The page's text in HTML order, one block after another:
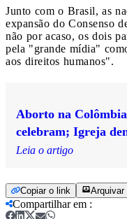
Junto com o Brasil, as
expansão do Consenso
não por acaso, os dois
pela "grande mídia"
aos direitos humanos".
Aborto na
celebram; Igreja
Leia o artigo
Copiar o link Arquivar
Compartilhar em :